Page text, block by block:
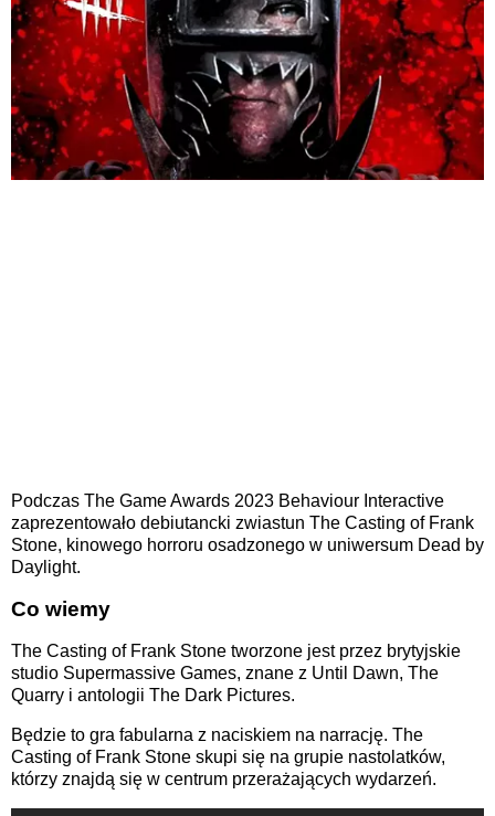
Podczas The Game Awards 2023 Behaviour Interactive
zaprezentowało debiutancki zwiastun The Casting of Frank
Stone, kinowego horroru osadzonego w uniwersum Dead by
Daylight.
Co wiemy
The Casting of Frank Stone tworzone jest przez brytyjskie
studio Supermassive Games, znane z Until Dawn, The
Quarry i antologii The Dark Pictures.
Będzie to gra fabularna z naciskiem na narrację. The
Casting of Frank Stone skupi się na grupie nastolatków,
którzy znajdą się w centrum przerażających wydarzeń.